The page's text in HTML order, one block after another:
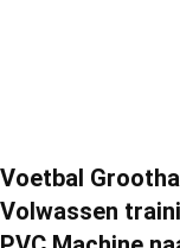
Voetbal
Volwassen